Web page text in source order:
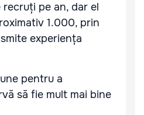
pe an, dar el
1.000, prin
experiența
pentru a
să fie mult mai bine